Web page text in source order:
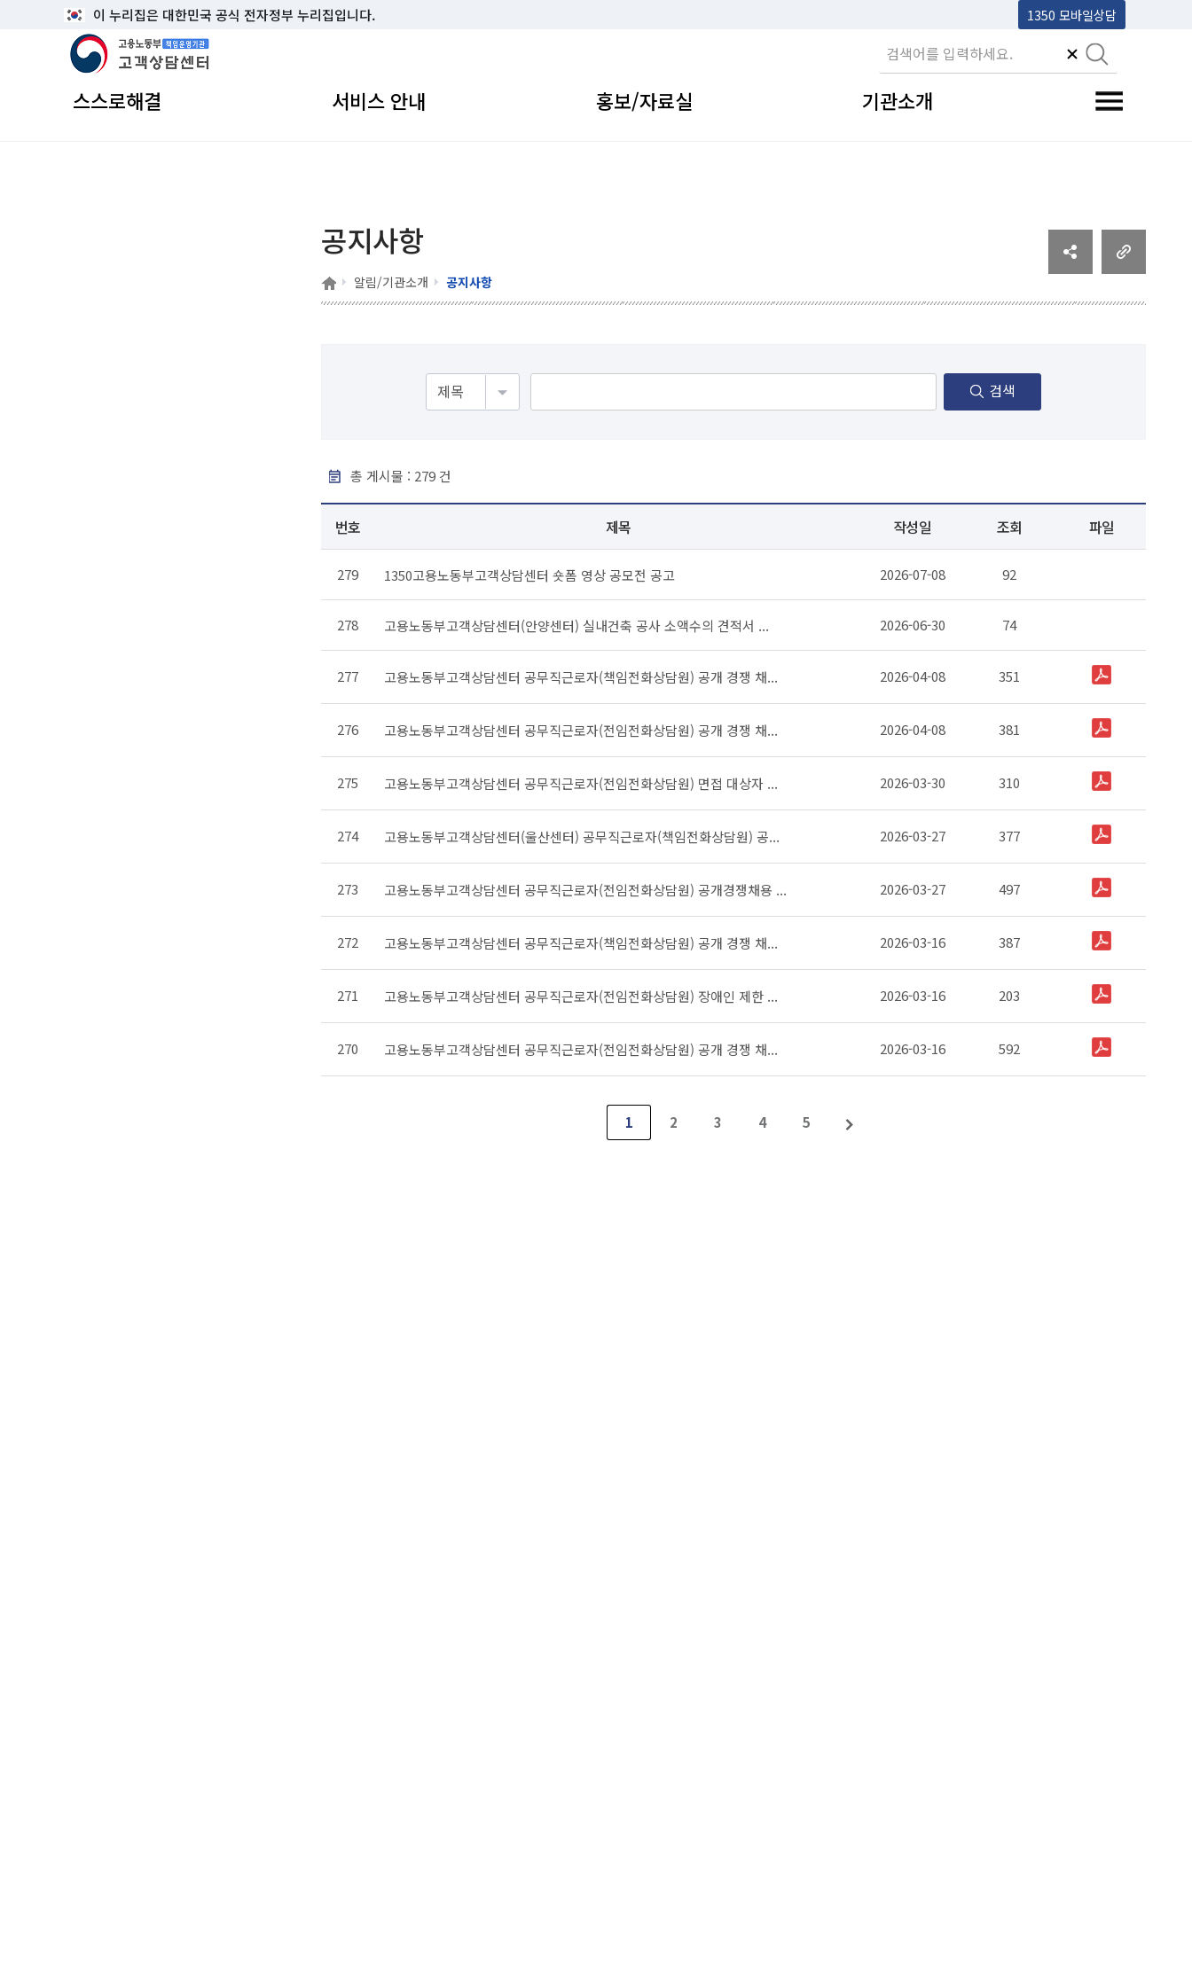
이 누리집은 대한민국 공식 전자정부 누리집입니다. 1350 모바일상담
고용노동부 책임운영기관 고객상담센터
스스로해결 서비스 안내 홍보/자료실 기관소개 전체메뉴 토글
공지사항
홈 알림/기관소개 공지사항
검색
총 게시물 : 279건
번호 제목 작성일 조회 파일
279 1350고용노동부고객상담센터 숏폼 영상 공모전 공고 2026-07-08 92
278 고용노동부고객상담센터(안양센터) 실내건축 공사 소액수의 견적서 ... 2026-06-30 74
277 고용노동부고객상담센터 공무직근로자(책임전화상담원) 공개 경쟁 채... 2026-04-08 351
276 고용노동부고객상담센터 공무직근로자(전임전화상담원) 공개 경쟁 채... 2026-04-08 381
275 고용노동부고객상담센터 공무직근로자(전임전화상담원) 면접 대상자 ... 2026-03-30 310
274 고용노동부고객상담센터(울산센터) 공무직근로자(책임전화상담원) 공... 2026-03-27 377
273 고용노동부고객상담센터 공무직근로자(전임전화상담원) 공개경쟁채용 ... 2026-03-27 497
272 고용노동부고객상담센터 공무직근로자(책임전화상담원) 공개 경쟁 채... 2026-03-16 387
271 고용노동부고객상담센터 공무직근로자(전임전화상담원) 장애인 제한 ... 2026-03-16 203
270 고용노동부고객상담센터 공무직근로자(전임전화상담원) 공개 경쟁 채... 2026-03-16 592
1 2 3 4 5